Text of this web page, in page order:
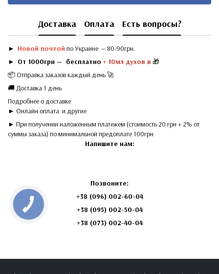
Доставка Оплата Есть вопросы?
► Новой почтой по Украине — 80-90грн.
► От 1000грн — бесплатно + 10мл духов в 🎁
📦 Отправка заказов каждый день 🚀
🚚 Доставка 1 день
Подробнее о доставке
► Онлайн оплата и другие
► При получении наложенным платежем (стоимость 20 грн + 2% от
суммы заказа) по минимальной предоплате 100грн
Напишите нам:
Позвоните:
+38 (096) 002-60-04
+38 (095) 002-50-04
+38 (073) 002-40-04